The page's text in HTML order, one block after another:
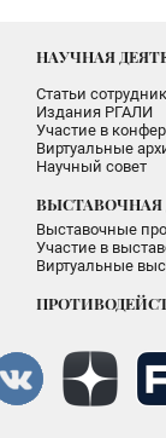
НАУЧНАЯ
Статьи
Издания РГАЛИ
Участие в
Виртуальные
Научный совет
ВЫСТАВОЧНАЯ
Выставочные
Участие в
Виртуальные